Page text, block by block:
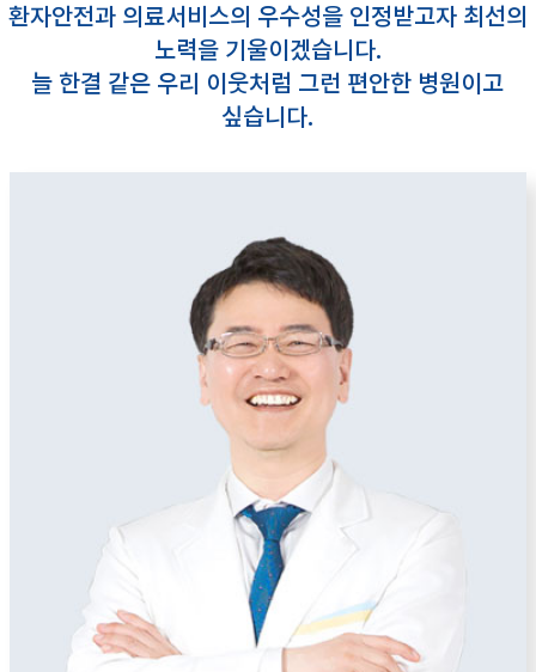
환자안전과 의료서비스의 우수성을 인정받고자 최선의
노력을 기울이겠습니다.
늘 한결 같은 우리 이웃처럼 그런 편안한 병원이고
싶습니다.